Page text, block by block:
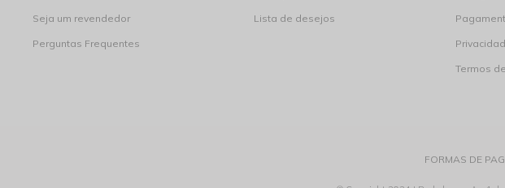
Seja um revendedor
Perguntas Frequentes
Lista de desejos
Termos
FORMAS DE